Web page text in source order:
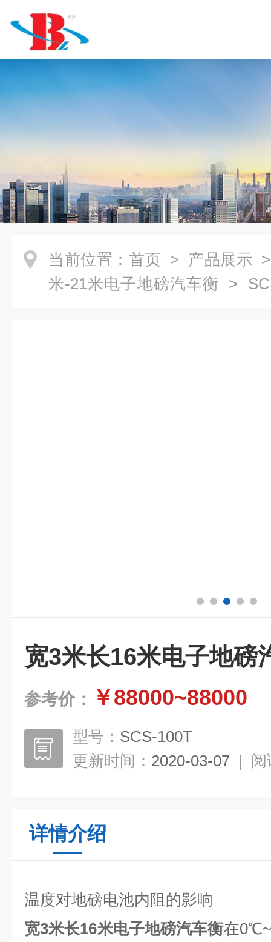
当前位置： 首页 > 产品展示
米-21米电子地磅汽车衡 >
宽3米长16米电子地磅
参考价： ￥88000~88000
型号： SCS-100T
更新时间： 2020-03-07 | 阅
详情介绍
温度对地磅电池内阻的影响
宽3米长16米电子地磅汽车衡在